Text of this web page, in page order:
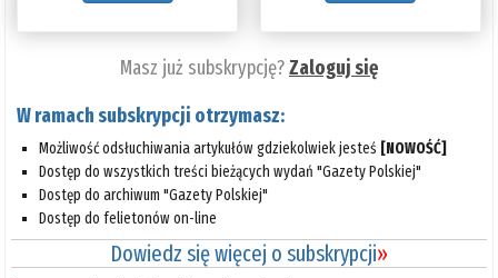
Masz już subskrypcję?Zaloguj się
W ramach subskrypcji otrzymasz:
Możliwość odsłuchiwania artykułów gdziekolwiek jesteś [NOWOŚĆ]
Dostęp do wszystkich treści bieżących wydań "Gazety Polskiej"
Dostęp do archiwum "Gazety Polskiej"
Dostęp do felietonów on-line
Dowiedz się więcej o subskrypcji»